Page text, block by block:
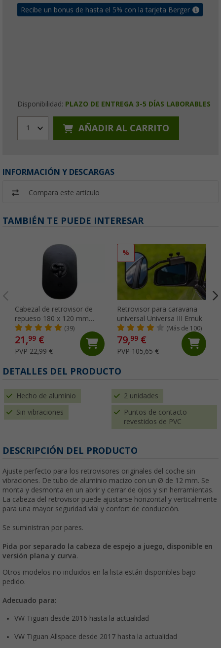
Recibe un bonus de hasta el 5% con la tarjeta Berger
Disponibilidad: PLAZO DE ENTREGA 3-5 DÍAS LABORABLES
1 AÑADIR AL CARRITO
INFORMACIÓN Y DESCARGAS
Compara este artículo
TAMBIÉN TE PUEDE INTERESAR
Cabezal de retrovisor de
repueso 180 x 120 mm
Emuk
(39)
21,99 €
PVP 22,99 €
%
Retrovisor para caravana
universal Universa III Emuk
(Más de 100)
79,99€
PVP 105,65 €
DETALLES DEL PRODUCTO
Hecho de aluminio 2 unidades
Sin vibraciones
Puntos de contacto
revestidos de PVC
DESCRIPCIÓN DEL PRODUCTO
Ajuste perfecto para los retrovisores originales del coche sin
vibraciones. De tubo de aluminio macizo con un Ø de 12 mm. Se
monta y desmonta en un abrir y cerrar de ojos y sin herramientas.
La cabeza del retrovisor puede ajustarse horizontal y verticalmente
para una mayor seguridad vial y confort de conducción.
Se suministran por pares.
Pida por separado la cabeza de espejo a juego, disponible en
versión plana y curva.
Otros modelos no incluidos en la lista están disponibles bajo
pedido.
Adecuado para:
VW Tiguan desde 2016 hasta la actualidad
VW Tiguan Allspace desde 2017 hasta la actualidad